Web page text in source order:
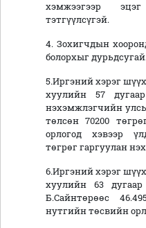
хэмжээгээр
тэтгүүлсүгэй.
4. Зохигчдын
болорхыг
5.Иргэний хэрэг
хуулийн 57
нэхэмжлэгчийн
төлсөн 70200
орлогод хэвээр
төгрөг гаргуулан
6.Иргэний хэрэг
хуулийн 63 дугаар
Б.Сайнтөрөөс
нутгийн төсвийн